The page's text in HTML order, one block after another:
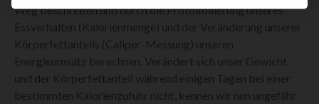
Weg beschreiten und durch die Protokollierung unseres
Essverhalten (Kalorienmenge) und der Veränderung unserer
Körperfettanteils (Caliper-Messung) unseren
Energieumsatz berechnen. Verändert sich unser Gewicht
und der Körperfettanteil während einigen Tagen bei einer
bestimmten Kalorienzufuhr nicht, kennen wir nun ungefähr